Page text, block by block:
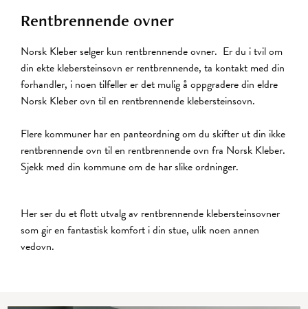
Rentbrennende ovner
Norsk Kleber selger kun rentbrennende ovner. Er du i tvil om
din ekte klebersteinsovn er rentbrennende, ta kontakt med din
forhandler, i noen tilfeller er det mulig å oppgradere din eldre
Norsk Kleber ovn til en rentbrennende klebersteinsovn.
Flere kommuner har en panteordning om du skifter ut din ikke
rentbrennende ovn til en rentbrennende ovn fra Norsk Kleber.
Sjekk med din kommune om de har slike ordninger.
Her ser du et flott utvalg av rentbrennende klebersteinsovner
som gir en fantastisk komfort i din stue, ulik noen annen
vedovn.